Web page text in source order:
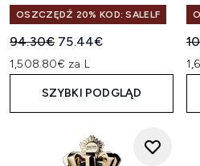
OSZCZĘDŹ 20% KOD: SALELF
Sugerowana cena detaliczna:
94.30€ Aktualna cena:
75.44€
1,508.80€ za L
SZYBKI PODGLĄD